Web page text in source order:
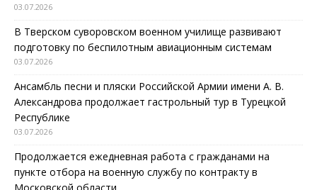
03.07.2026
В Тверском суворовском военном училище развивают
подготовку по беспилотным авиационным системам
03.07.2026
Ансамбль песни и пляски Российской Армии имени А. В.
Александрова продолжает гастрольный тур в Турецкой
Республике
03.07.2026
Продолжается ежедневная работа с гражданами на
пункте отбора на военную службу по контракту в